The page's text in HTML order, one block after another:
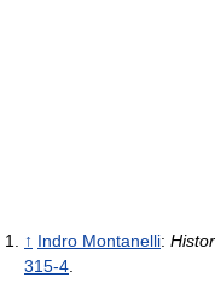
↑ Indro Montanelli:
315-4